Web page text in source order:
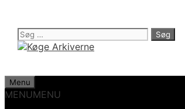
indhold
Søg
efter:
Menu
MENUMENU